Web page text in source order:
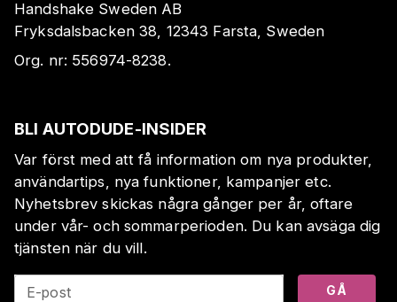
Handshake Sweden AB
Fryksdalsbacken 38, 12343 Farsta, Sweden
Org. nr: 556974-8238.
BLI AUTODUDE-INSIDER
Var först med att få information om nya produkter,
användartips, nya funktioner, kampanjer etc.
Nyhetsbrev skickas några gånger per år, oftare
under vår- och sommarperioden. Du kan avsäga dig
tjänsten när du vill.
E-post
GÅ